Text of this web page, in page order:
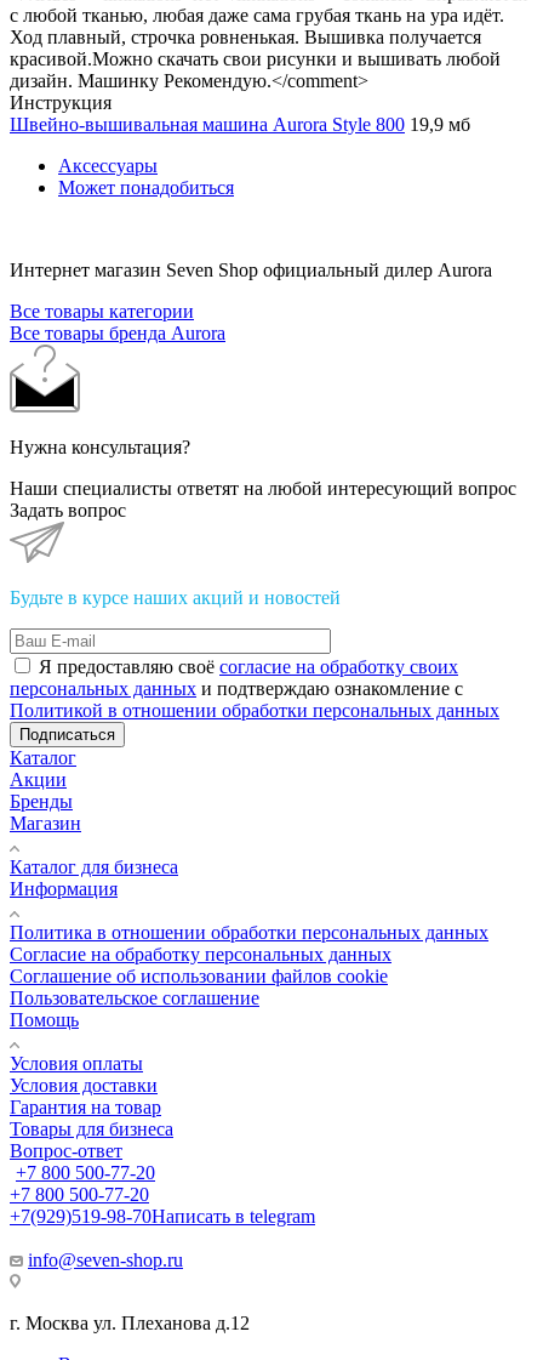
с любой тканью, любая даже сама грубая ткань на ура идёт.
Ход плавный, строчка ровненькая. Вышивка получается
красивой.Можно скачать свои рисунки и вышивать любой
дизайн. Машинку Рекомендую.</comment>
Инструкция
Швейно-вышивальная машина Aurora Style 800 19,9 мб
Аксессуары
Может понадобиться
Интернет магазин Seven Shop официальный дилер Aurora
Все товары категории
Все товары бренда Aurora
Нужна консультация?
Наши специалисты ответят на любой интересующий вопрос
Задать вопрос
Будьте в курсе наших акций и новостей
Я предоставляю своё согласие на обработку своих
персональных данных и подтверждаю ознакомление с
Политикой в отношении обработки персональных данных
Подписаться
Каталог
Акции
Бренды
Магазин
Каталог для бизнеса
Информация
Политика в отношении обработки персональных данных
Cогласие на обработку персональных данных
Cоглашение об использовании файлов cookie
Пользовательское соглашение
Помощь
Условия оплаты
Условия доставки
Гарантия на товар
Товары для бизнеса
Вопрос-ответ
+7 800 500-77-20
+7 800 500-77-20
+7(929)519-98-70Написать в telegram
info@seven-shop.ru
г. Москва ул. Плеханова д.12